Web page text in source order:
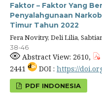
Faktor – Faktor Yang
Penyalahgunaan
Timur Tahun 2022
Fera Novitry, Deli Lilia,
38-46
Abstract View: 2610,
2441
DOI : https://
PDF INDONESIA